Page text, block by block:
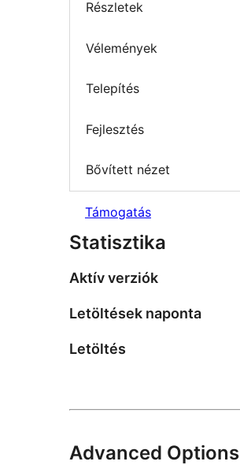
Részletek
Vélemények
Telepítés
Fejlesztés
Bővített nézet
Támogatás
Statisztika
Aktív verziók
Letöltések naponta
Letöltés
Advanced Options